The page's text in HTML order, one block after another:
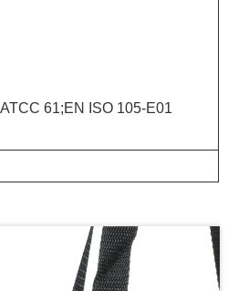
61;EN ISO 105-E01